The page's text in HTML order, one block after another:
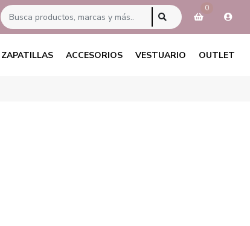
0
ZAPATILLAS ACCESORIOS VESTUARIO OUTLET